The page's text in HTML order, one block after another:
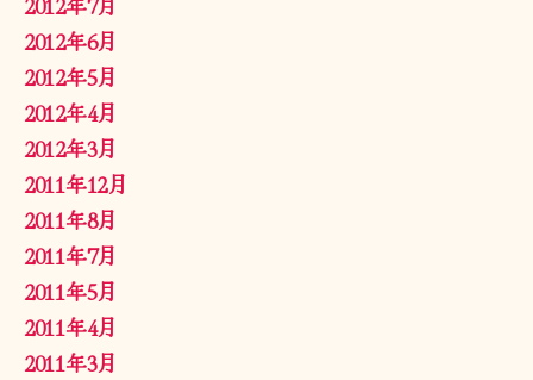
2012年6月
2012年5月
2012年4月
2012年3月
2011年12月
2011年8月
2011年7月
2011年5月
2011年4月
2011年3月